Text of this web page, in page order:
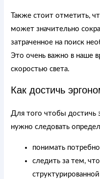
Также стоит отметить,
может значительно
затраченное на поиск
Это очень важно в наше
скоростью света.
Как достичь
Для того чтобы достичь
нужно следовать
понимать
следить за тем,